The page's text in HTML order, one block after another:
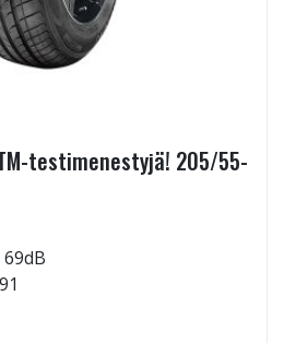
testimenestyjä! 205/55-